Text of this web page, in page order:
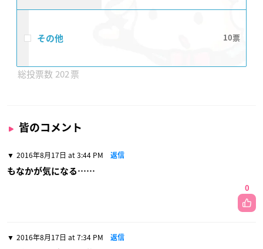
その他 10
202
皆のコメント
2016年8月17日 at 3:44 PM 返信
もなかが気になる……
0
2016年8月17日 at 7:34 PM 返信